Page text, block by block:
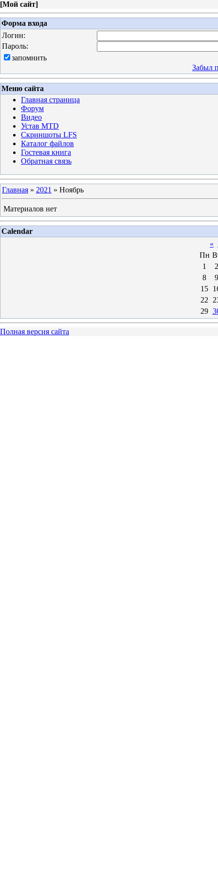
[Мой сайт]
Форма входа
Логин:
Пароль:
запомнить
Забыл
Меню сайта
Главная страница
Форум
Видео
Устав MTD
Скриншоты LFS
Каталог файлов
Гостевая книга
Обратная связь
Главная » 2021 » Ноябрь
Материалов нет
Calendar
«
Пн
1
2
8
9
15
22
29
Полная версия сайта